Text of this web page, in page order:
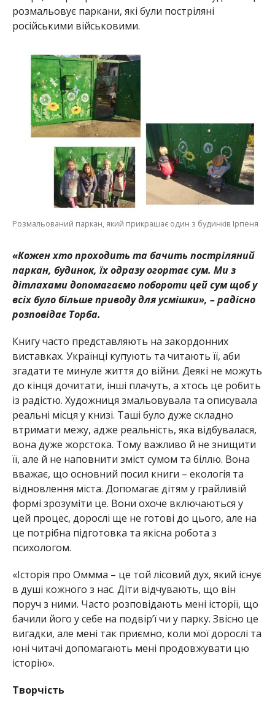
розмальовує паркани, які були постріляні
російськими військовими.
Розмальований паркан, який прикрашає один з будинків Ірпеня
«Кожен хто проходить та бачить постріляний
паркан, будинок, їх одразу огортає сум. Ми з
дітлахами допомагаємо побороти цей сум щоб у
всіх було більше приводу для усмішки», – радісно
розповідає Торба.
Книгу часто представляють на закордонних
виставках. Українці купують та читають її, аби
згадати те минуле життя до війни. Деякі не можуть
до кінця дочитати, інші плачуть, а хтось це робить
із радістю. Художниця змальовувала та описувала
реальні місця у книзі. Таші було дуже складно
втримати межу, адже реальність, яка відбувалася,
вона дуже жорстока. Тому важливо й не знищити
її, але й не наповнити зміст сумом та біллю. Вона
вважає, що основний посил книги – екологія та
відновлення міста. Допомагає дітям у грайливій
формі зрозуміти це. Вони охоче включаються у
цей процес, дорослі ще не готові до цього, але на
це потрібна підготовка та якісна робота з
психологом.
«Історія про Оммма – це той лісовий дух, який існує
в душі кожного з нас. Діти відчувають, що він
поруч з ними. Часто розповідають мені історії, що
бачили його у себе на подвір’ї чи у парку. Звісно це
вигадки, але мені так приємно, коли мої дорослі та
юні читачі допомагають мені продовжувати цю
історію».
Творчість